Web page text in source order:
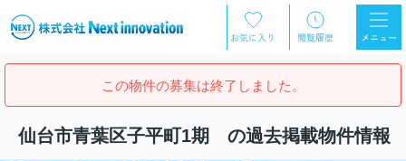
この物件の募集は終了しました。
仙台市青葉区子平町1期 の過去掲載物件情報